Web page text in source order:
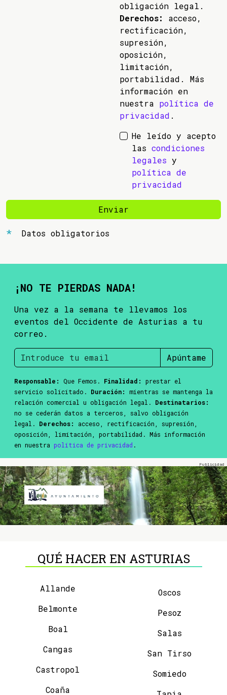
obligación legal.
Derechos:
acceso,
rectificación,
supresión,
oposición,
limitación,
portabilidad. Más
información en
nuestra política de
privacidad .
He leído y acepto
las condiciones
legales y
política de
privacidad
Enviar
Datos obligatorios
¡NO TE PIERDAS NADA!
Una vez a la semana te llevamos los
eventos del Occidente de Asturias a tu
correo.
Apúntame
Responsable: Que Femos. Finalidad:
prestar el
servicio solicitado. Duración:
mientras se mantenga la
relación comercial u obligación legal. Destinatarios:
no se cederán datos a terceros, salvo obligación
legal. Derechos:
acceso, rectificación, supresión,
oposición, limitación, portabilidad. Más información
en nuestra política de privacidad .
QUÉ HACER EN ASTURIAS
Allande
Belmonte
Boal
Cangas
Castropol
Coaña
Oscos
Pesoz
Salas
San Tirso
Somiedo